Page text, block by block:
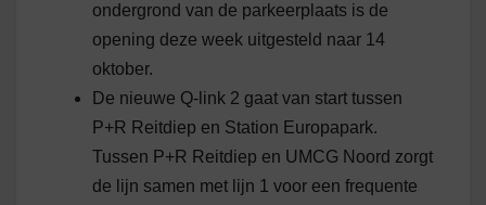
ondergrond van de parkeerplaats is de
opening deze week uitgesteld naar 14
oktober.
De nieuwe Q-link 2 gaat van start tussen
P+R Reitdiep en Station Europapark.
Tussen P+R Reitdiep en UMCG Noord zorgt
de lijn samen met lijn 1 voor een frequente